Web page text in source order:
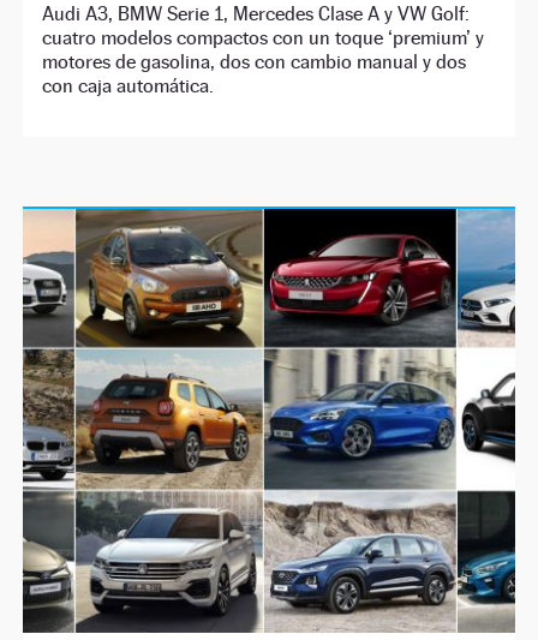
Audi A3, BMW Serie 1, Mercedes Clase A y VW Golf:
cuatro modelos compactos con un toque ‘premium’ y
motores de gasolina, dos con cambio manual y dos
con caja automática.